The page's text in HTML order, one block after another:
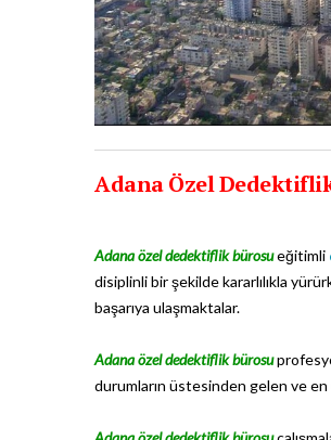
Adana Özel
Adana özel dedektiflik bürosueğitimli
disiplinli bir şekilde kararlılıkla
başarıya ulaşmaktalar.
Adana özel dedektiflik bürosu
durumların üstesinden gelen ve en